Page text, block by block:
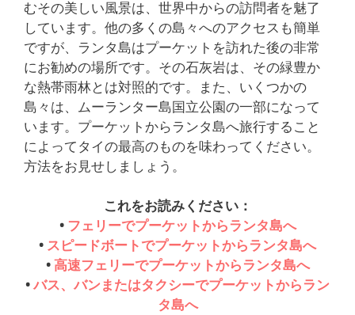
むその美しい風景は、世界中からの訪問者を魅了
しています。他の多くの島々へのアクセスも簡単
ですが、ランタ島はプーケットを訪れた後の非常
にお勧めの場所です。その石灰岩は、その緑豊か
な熱帯雨林とは対照的です。また、いくつかの
島々は、ムーランター島国立公園の一部になって
います。プーケットからランタ島へ旅行すること
によってタイの最高のものを味わってください。
方法をお見せしましょう。
これをお読みください：
• フェリーでプーケットからランタ島へ
• スピードボートでプーケットからランタ島へ
•高速フェリーでプーケットからランタ島へ
•バス、バンまたはタクシーでプーケットからラン
タ島へ